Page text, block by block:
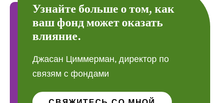
Узнайте больше о том, как
ваш фонд может оказать
влияние.
Джасан Циммерман, директор по
связям с фондами